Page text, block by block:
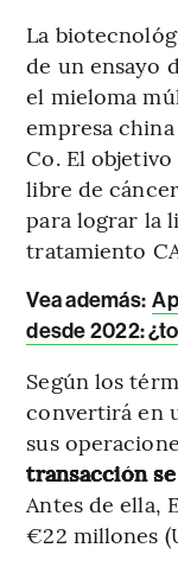
La
de un ensayo
el mieloma
empresa
Co. El
libre de
para lograr la
tratamiento
Vea además:
desde 2022:
Según los
convertirá en
sus
transacción
Antes de ella,
€22 millones